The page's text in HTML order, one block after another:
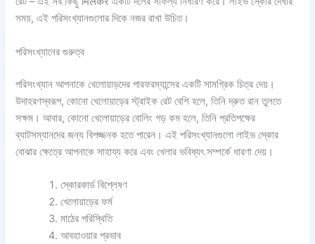
সময়, এই পরিসংখ্যানগুলোর দিকে নজর রাখা উচিত।
পরিসংখ্যানের গুরুত্ব
পরিসংখ্যান আপনাকে খেলোয়াড়দের পারফরম্যান্সের একটি সামগ্রিক চিত্র দেয়।
উদাহরণস্বরূপ, কোনো খেলোয়াড়ের স্ট্রাইক রেট বেশি হলে, তিনি দ্রুত রান তুলতে
সক্ষম। আবার, কোনো খেলোয়াড়ের বোলিং গড় কম হলে, তিনি প্রতিপক্ষের
ব্যাটসম্যানদের জন্য বিপজ্জনক হতে পারেন। এই পরিসংখ্যানগুলো লাইভ স্কোর
বোঝার ক্ষেত্রে আপনাকে সাহায্য করে এবং খেলার ভবিষ্যৎ সম্পর্কে ধারণা দেয়।
স্কোরকার্ড বিশ্লেষণ
খেলোয়াড়ের ফর্ম
মাঠের পরিস্থিতি
আবহাওয়ার প্রভাব